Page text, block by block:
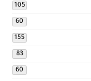
105
60
155
83
60